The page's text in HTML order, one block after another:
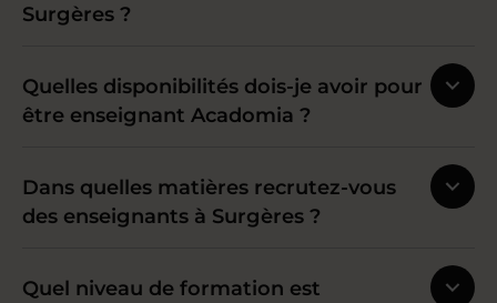
Surgères ?
Quelles disponibilités dois-je avoir pour
être enseignant Acadomia ?
Dans quelles matières recrutez-vous
des enseignants à Surgères ?
Quel niveau de formation est